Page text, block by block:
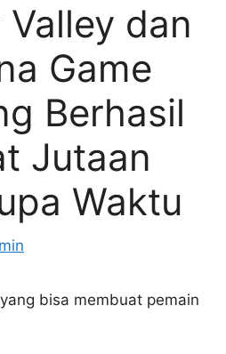
dan
Game
Berhasil
Jutaan
Waktu
bisa membuat pemain